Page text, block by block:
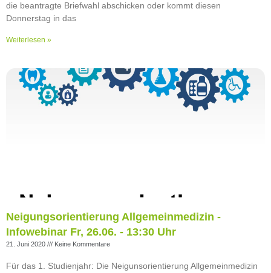
die beantragte Briefwahl abschicken oder kommt diesen
Donnerstag in das
Weiterlesen »
Neigungsorientierung Allgemeinmedizin -
Infowebinar Fr, 26.06. - 13:30 Uhr
21. Juni 2020 Keine Kommentare
Für das 1. Studienjahr: Die Neigunsorientierung Allgemeinmedizin